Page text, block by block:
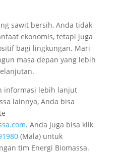
sawit bersih, Anda tidak
ekonomis, tetapi juga
bagi lingkungan. Mari
masa depan yang lebih
informasi lebih lanjut
lainnya, Anda bisa
. Anda juga bisa klik
(Mala) untuk
tim Energi Biomassa.